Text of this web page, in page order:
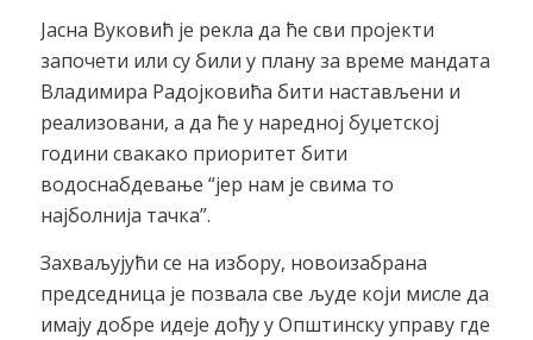
Јасна Вуковић је рекла да ће сви пројекти
започети или су били у плану за време мандата
Владимира Радојковића бити настављени и
реализовани, а да ће у наредној буџетској
години свакако приоритет бити
водоснабдевање “јер нам је свима то
најболнија тачка”.
Захваљујући се на избору, новоизабрана
председница је позвала све људе који мисле да
имају добре идеје дођу у Општинску управу где